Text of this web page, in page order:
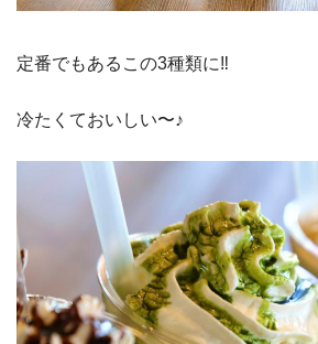
定番でもあるこの3種類に‼︎
冷たくておいしい〜♪